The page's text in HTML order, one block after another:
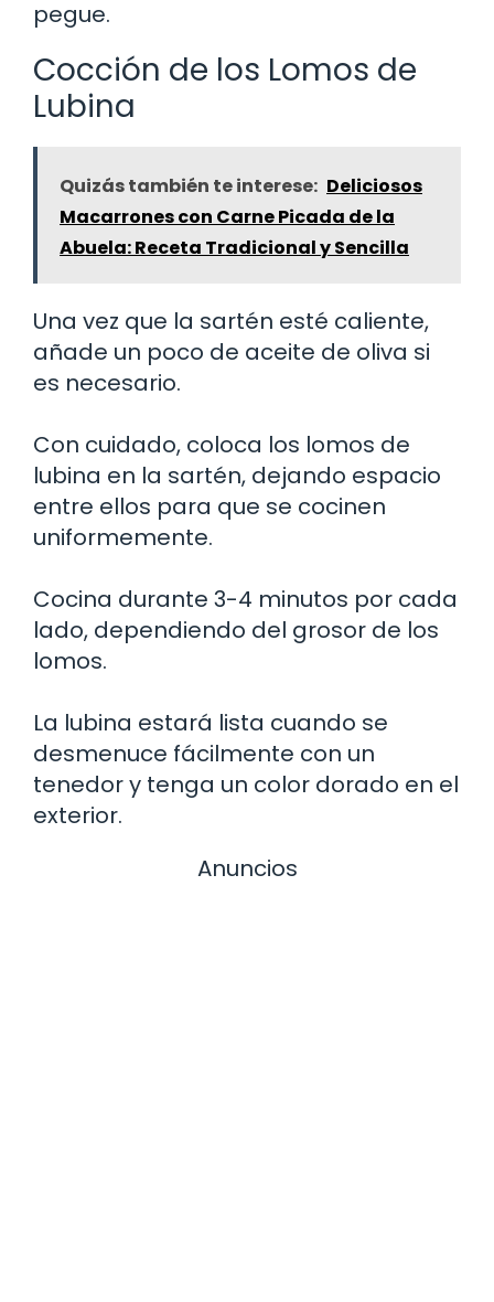
pegue.
Cocción de los Lomos de
Lubina
Quizás también te interese: Deliciosos
Macarrones con Carne Picada de la
Abuela: Receta Tradicional y Sencilla
Una vez que la sartén esté caliente,
añade un poco de aceite de oliva si
es necesario.
Con cuidado, coloca los lomos de
lubina en la sartén, dejando espacio
entre ellos para que se cocinen
uniformemente.
Cocina durante 3-4 minutos por cada
lado, dependiendo del grosor de los
lomos.
La lubina estará lista cuando se
desmenuce fácilmente con un
tenedor y tenga un color dorado en el
exterior.
Anuncios